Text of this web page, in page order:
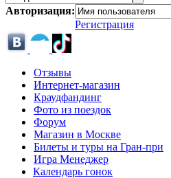
Авторизация:
Регистрация
Отзывы
Интернет-магазин
Краудфандинг
Фото из поездок
Форум
Магазин в Москве
Билеты и туры на Гран-при
Игра Менеджер
Календарь гонок